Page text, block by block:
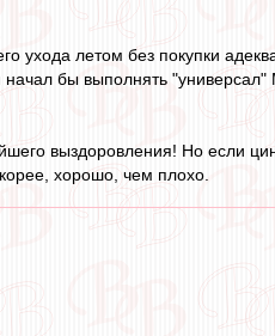
ухода летом без покупки
бы выполнять "универсал"
выздоровления! Но если
хорошо, чем плохо.